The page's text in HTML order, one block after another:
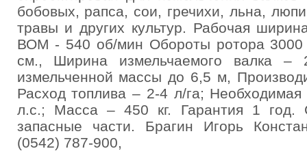
бобовых, рапса, сои, гречихи, льна,
травы и других культур. Рабочая
ВОМ - 540 об/мин Обороты ротора
см., Ширина измельчаемого валка
измельченной массы до 6,5 м,
Расход топлива – 2-4 л/га;
л.с.; Масса – 450 кг. Гарантия 1 год.
запасные части. Брагин Игорь
(0542) 787-900,